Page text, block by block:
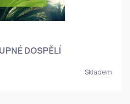
DOSPĚLÍ
Skladem